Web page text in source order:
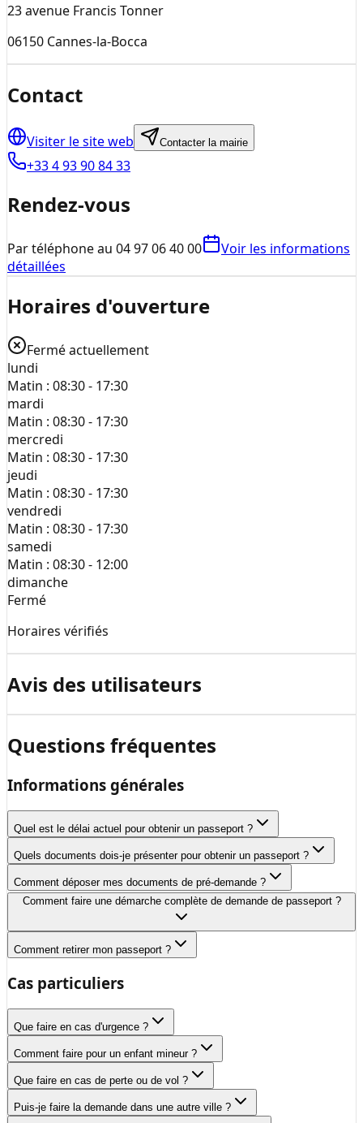
23 avenue Francis Tonner
06150 Cannes-la-Bocca
Contact
Visiter le site web Contacter la mairie
+33 4 93 90 84 33
Rendez-vous
Par téléphone au 04 97 06 40 00
Voir les informations
détaillées
Horaires d'ouverture
Fermé actuellement
lundi
Matin : 08:30 - 17:30
mardi
Matin : 08:30 - 17:30
mercredi
Matin : 08:30 - 17:30
jeudi
Matin : 08:30 - 17:30
vendredi
Matin : 08:30 - 17:30
samedi
Matin : 08:30 - 12:00
dimanche
Fermé
Horaires vérifiés
Avis des utilisateurs
Questions fréquentes
Informations générales
Quel est le délai actuel pour obtenir un passeport ?
Quels documents dois-je présenter pour obtenir un passeport ?
Comment déposer mes documents de pré-demande ?
Comment faire une démarche complète de demande de passeport ?
Comment retirer mon passeport ?
Cas particuliers
Que faire en cas d'urgence ?
Comment faire pour un enfant mineur ?
Que faire en cas de perte ou de vol ?
Puis-je faire la demande dans une autre ville ?